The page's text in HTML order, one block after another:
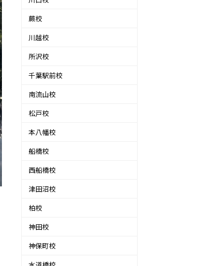
蕨校
川越校
所沢校
千葉駅前校
南流山校
松戸校
本八幡校
船橋校
西船橋校
津田沼校
柏校
神田校
神保町校